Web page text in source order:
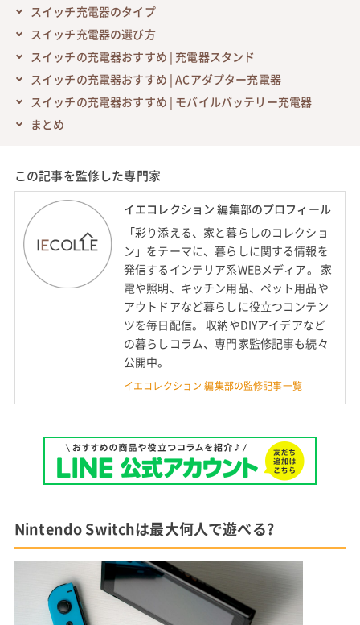
スイッチ充電器のタイプ
スイッチ充電器の選び方
スイッチの充電器おすすめ | 充電器スタンド
スイッチの充電器おすすめ | ACアダプター充電器
スイッチの充電器おすすめ | モバイルバッテリー充電器
まとめ
この記事を監修した専門家
イエコレクション 編集部のプロフィール
「彩り添える、家と暮らしのコレクショ
ン」をテーマに、暮らしに関する情報を
発信するインテリア系WEBメディア。 家
電や照明、キッチン用品、ペット用品や
アウトドアなど暮らしに役立つコンテン
ツを毎日配信。 収納やDIYアイデアなど
の暮らしコラム、専門家監修記事も続々
公開中。
イエコレクション 編集部の監修記事一覧
Nintendo Switchは最大何人で遊べる?